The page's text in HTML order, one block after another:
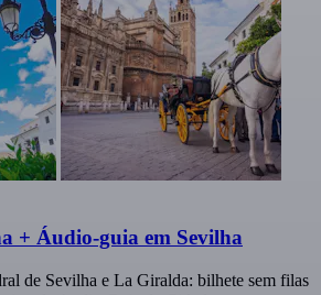
+ Áudio-guia em Sevilha
de Sevilha e La Giralda: bilhete sem filas